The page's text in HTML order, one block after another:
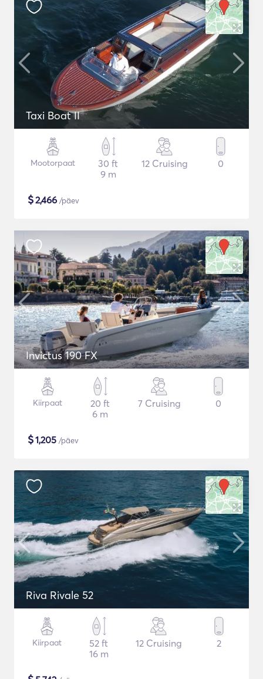
Taxi Boat II
Mootorpaat
30 ft
9 m
12 Cruising 0
$2,466 /päev
Invictus 190 FX
Kiirpaat
20 ft
6 m
7 Cruising 0
$1,205 /päev
Riva Rivale 52
Kiirpaat
52 ft
16 m
12 Cruising 2